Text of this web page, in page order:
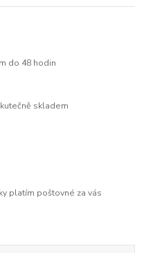
do 48 hodin
skladem
platím poštovné za vás